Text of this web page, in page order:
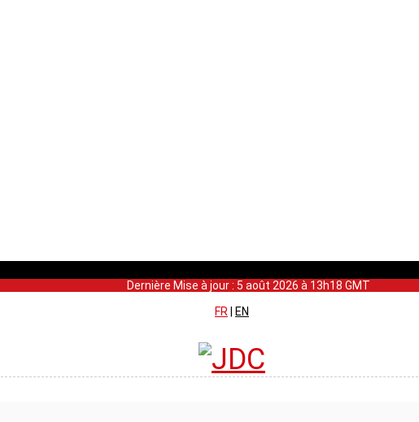
Dernière Mise à jour : 5 août 2026 à 13h18 GMT
FR
EN